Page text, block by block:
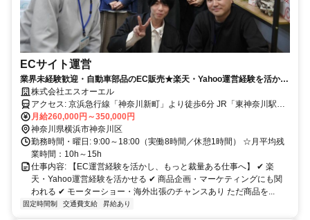
ECサイト運営
業界未経験歓迎・自動車部品のEC販売★楽天・Yahoo運営経験を活かせ
る WEBマーケティング・企画にも挑戦可
株式会社エスオーエル
アクセス: 京浜急行線「神奈川新町」より徒歩6分 JR「東神奈川駅」
より徒歩15分
月給260,000円～350,000円
神奈川県横浜市神奈川区
勤務時間・曜日: 9:00～18:00（実働8時間／休憩1時間） ☆月平均残
業時間：10h～15h
仕事内容: 【EC運営経験を活かし、もっと裁量ある仕事へ】 ✔ 楽
天・Yahoo運営経験を活かせる ✔ 商品企画・マーケティングにも関
われる ✔ モーターショー・海外出張のチャンスあり ただ商品を...
固定時間制 交通費支給 昇給あり